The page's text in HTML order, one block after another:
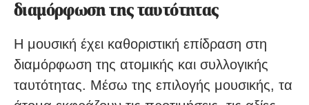
διαμόρφωση της ταυτότητας
Η μουσική έχει καθοριστική επίδραση στη
διαμόρφωση της ατομικής και συλλογικής
ταυτότητας. Μέσω της επιλογής μουσικής, τα